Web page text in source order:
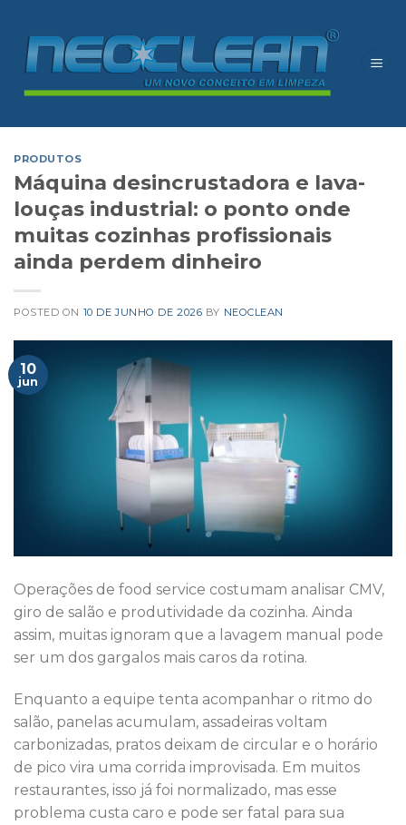
content
PRODUTOS
Máquina desincrustadora e lava-
louças industrial: o ponto onde
muitas cozinhas profissionais
ainda perdem dinheiro
POSTED ON 10 DE JUNHO DE 2026 BY NEOCLEAN
10
jun
Operações de food service costumam analisar CMV,
giro de salão e produtividade da cozinha. Ainda
assim, muitas ignoram que a lavagem manual pode
ser um dos gargalos mais caros da rotina.
Enquanto a equipe tenta acompanhar o ritmo do
salão, panelas acumulam, assadeiras voltam
carbonizadas, pratos deixam de circular e o horário
de pico vira uma corrida improvisada. Em muitos
restaurantes, isso já foi normalizado, mas esse
problema custa caro e pode ser fatal para sua